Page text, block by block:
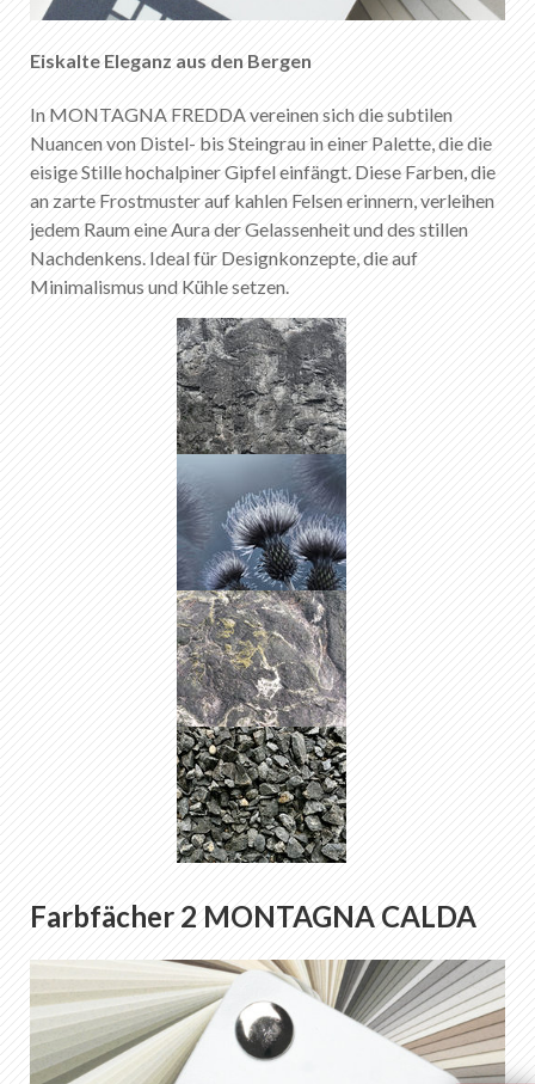
Eiskalte Eleganz aus den Bergen
In MONTAGNA FREDDA vereinen sich die subtilen
Nuancen von Distel- bis Steingrau in einer Palette, die die
eisige Stille hochalpiner Gipfel einfängt. Diese Farben, die
an zarte Frostmuster auf kahlen Felsen erinnern, verleihen
jedem Raum eine Aura der Gelassenheit und des stillen
Nachdenkens. Ideal für Designkonzepte, die auf
Minimalismus und Kühle setzen.
Farbfächer 2 MONTAGNA CALDA